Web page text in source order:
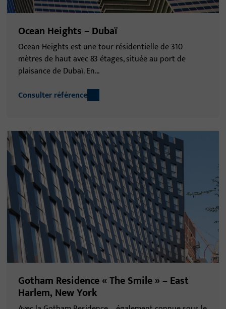
Ocean Heights – Dubaï
Ocean Heights est une tour résidentielle de 310
mètres de haut avec 83 étages, située au port de
plaisance de Dubaï. En...
Consulter référence
Gotham Residence « The Smile » – East
Harlem, New York